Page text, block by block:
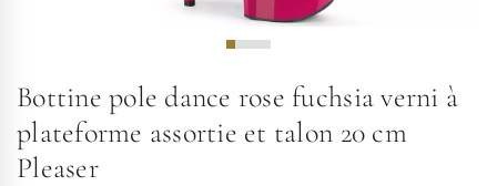
Bottine pole dance rose fuchsia verni à
plateforme assortie et talon 20 cm
Pleaser